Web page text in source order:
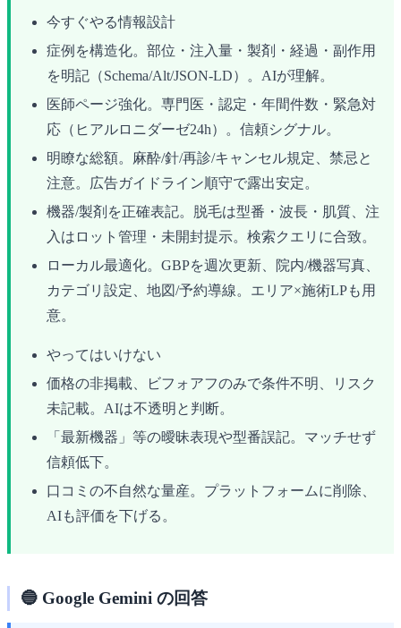
今すぐやる情報設計
症例を構造化。部位・注入量・製剤・経過・副作用
を明記（Schema/Alt/JSON-LD）。AIが理解。
医師ページ強化。専門医・認定・年間件数・緊急対
応（ヒアルロニダーゼ24h）。信頼シグナル。
明瞭な総額。麻酔/針/再診/キャンセル規定、禁忌と
注意。広告ガイドライン順守で露出安定。
機器/製剤を正確表記。脱毛は型番・波長・肌質、注
入はロット管理・未開封提示。検索クエリに合致。
ローカル最適化。GBPを週次更新、院内/機器写真、
カテゴリ設定、地図/予約導線。エリア×施術LPも用
意。
やってはいけない
価格の非掲載、ビフォアフのみで条件不明、リスク
未記載。AIは不透明と判断。
「最新機器」等の曖昧表現や型番誤記。マッチせず
信頼低下。
口コミの不自然な量産。プラットフォームに削除、
AIも評価を下げる。
🔵 Google Gemini の回答